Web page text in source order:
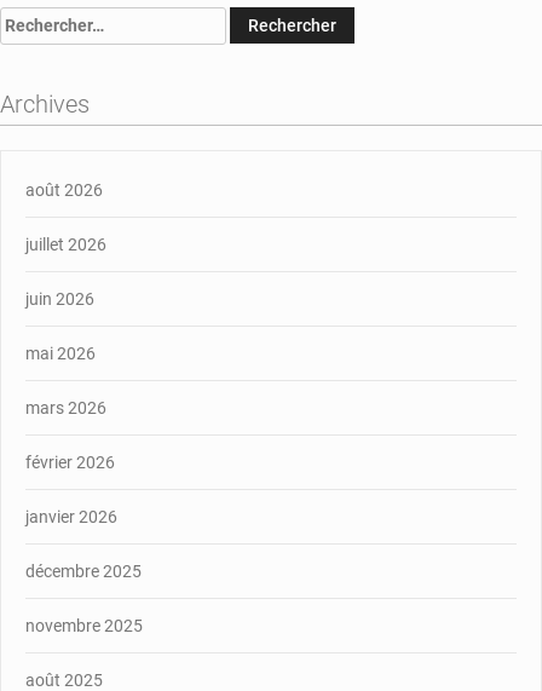
Rechercher :
Archives
août 2026
juillet 2026
juin 2026
mai 2026
mars 2026
février 2026
janvier 2026
décembre 2025
novembre 2025
août 2025